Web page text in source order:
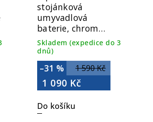
stojánková
umyvadlová
baterie, chrom
1107-02
Skladem (expedice do 3
dnů)
1 590 Kč
–31 %
1 090 Kč
Do košíku